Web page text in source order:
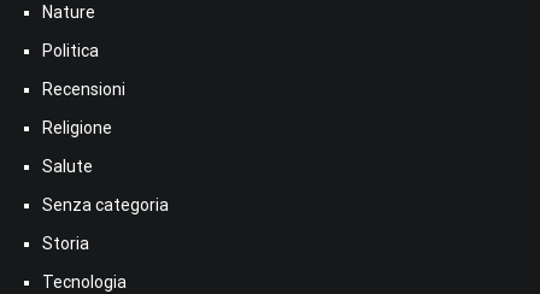
Nature
Politica
Recensioni
Religione
Salute
Senza categoria
Storia
Tecnologia